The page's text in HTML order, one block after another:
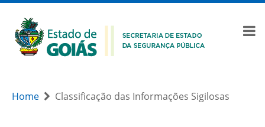
Home Classificação das Informações Sigilosas